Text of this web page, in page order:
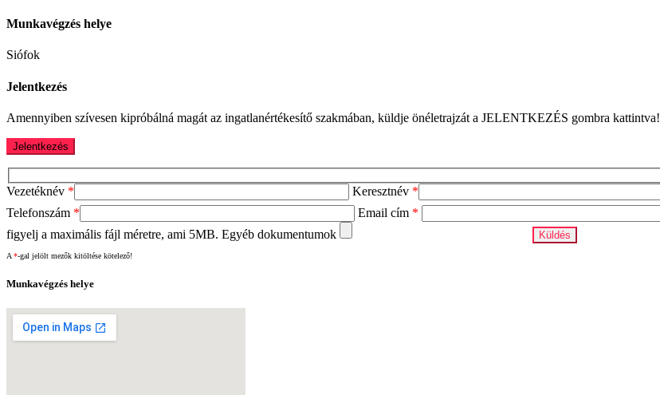
Munkavégzés helye
Siófok
Jelentkezés
Amennyiben szívesen kipróbálná magát az ingatlanértékesítő szakmában, küldje önéletrajzát a JELENTKEZÉS gombra kattintva!
Vezetéknév * Keresztnév *
Telefonszám * Email cím *
figyelj a maximális fájl méretre, ami 5MB. Egyéb dokumentumok
A *-gal jelölt mezők kitöltése kötelező!
Munkavégzés helye